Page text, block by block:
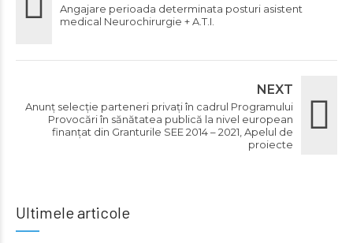
Angajare perioada determinata posturi asistent
medical Neurochirurgie + A.T.I.
NEXT
Anunț selecție parteneri privați în cadrul Programului
Provocări în sănătatea publică la nivel european
finanțat din Granturile SEE 2014 – 2021, Apelul de
proiecte
Ultimele articole